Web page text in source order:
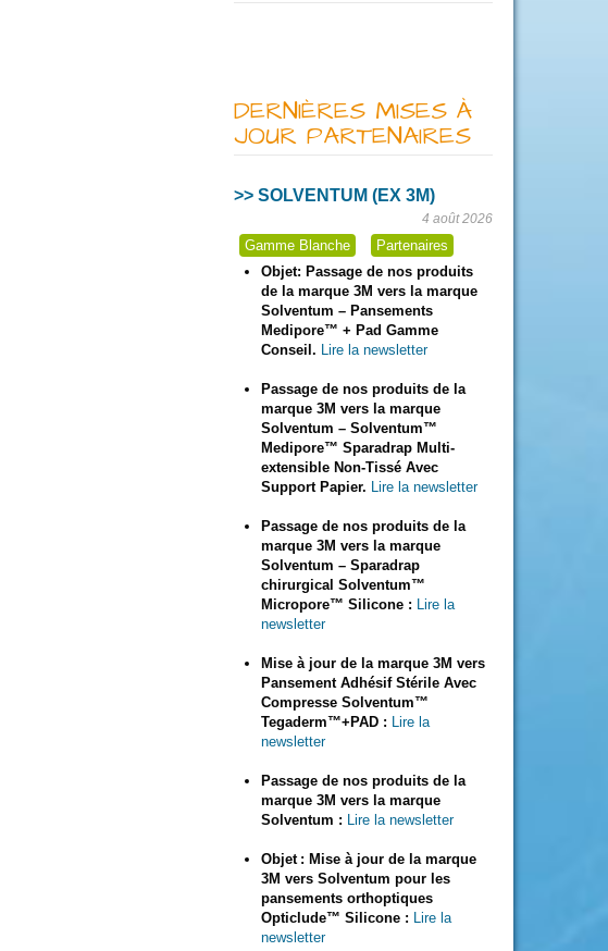
DERNIÈRES MISES À
JOUR PARTENAIRES
>> SOLVENTUM (EX 3M)
4 août 2026
Gamme Blanche
Partenaires
Objet: Passage de nos produits
de la marque 3M vers la marque
Solventum – Pansements
Medipore™ + Pad Gamme
Conseil. Lire la newsletter
Passage de nos produits de la
marque 3M vers la marque
Solventum – Solventum™
Medipore™ Sparadrap Multi-
extensible Non-Tissé Avec
Support Papier. Lire la newsletter
Passage de nos produits de la
marque 3M vers la marque
Solventum – Sparadrap
chirurgical Solventum™
Micropore™ Silicone : Lire la
newsletter
Mise à jour de la marque 3M vers
Pansement Adhésif Stérile Avec
Compresse Solventum™
Tegaderm™+PAD : Lire la
newsletter
Passage de nos produits de la
marque 3M vers la marque
Solventum : Lire la newsletter
Objet : Mise à jour de la marque
3M vers Solventum pour les
pansements orthoptiques
Opticlude™ Silicone : Lire la
newsletter